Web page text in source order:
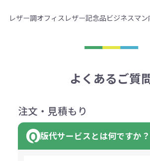
レザー調オフィス レザー記念品ビジネスマン
よくあるご質
注文・見積もり
版代サービスとは何ですか？